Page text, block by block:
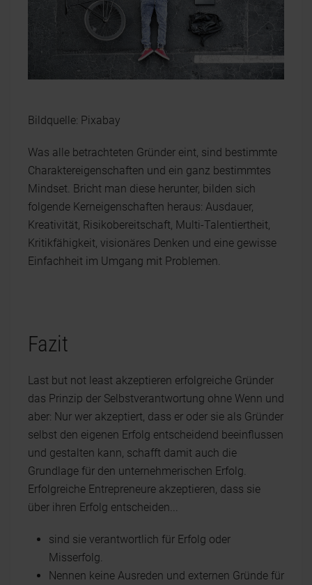
Bildquelle: Pixabay
Was alle betrachteten Gründer eint, sind bestimmte
Charaktereigenschaften und ein ganz bestimmtes
Mindset. Bricht man diese herunter, bilden sich
folgende Kerneigenschaften heraus: Ausdauer,
Kreativität, Risikobereitschaft, Multi-Talentiertheit,
Kritikfähigkeit, visionäres Denken und eine gewisse
Einfachheit im Umgang mit Problemen.
Fazit
Last but not least akzeptieren erfolgreiche Gründer
das Prinzip der Selbstverantwortung ohne Wenn und
aber: Nur wer akzeptiert, dass er oder sie als Gründer
selbst den eigenen Erfolg entscheidend beeinflussen
und gestalten kann, schafft damit auch die
Grundlage für den unternehmerischen Erfolg.
Erfolgreiche Entrepreneure akzeptieren, dass sie
über ihren Erfolg entscheiden...
sind sie verantwortlich für Erfolg oder
Misserfolg.
Nennen keine Ausreden und externen Gründe für